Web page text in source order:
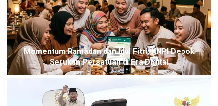
Momentum Ramadan dan Idul Fitri, KNPI Depok
Serukan Persatuan di Era Digital